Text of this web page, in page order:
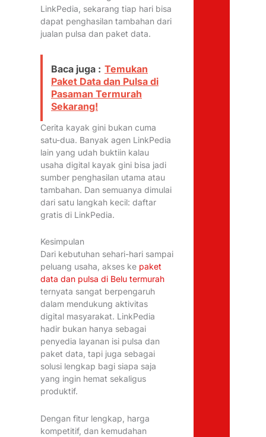
LinkPedia, sekarang tiap hari bisa
dapat penghasilan tambahan dari
jualan pulsa dan paket data.
Baca juga : Temukan
Paket Data dan Pulsa di
Pasaman Termurah
Sekarang!
Cerita kayak gini bukan cuma
satu-dua. Banyak agen LinkPedia
lain yang udah buktiin kalau
usaha digital kayak gini bisa jadi
sumber penghasilan utama atau
tambahan. Dan semuanya dimulai
dari satu langkah kecil: daftar
gratis di LinkPedia.
Kesimpulan
Dari kebutuhan sehari-hari sampai
peluang usaha, akses ke paket
data dan pulsa di Belu termurah
ternyata sangat berpengaruh
dalam mendukung aktivitas
digital masyarakat. LinkPedia
hadir bukan hanya sebagai
penyedia layanan isi pulsa dan
paket data, tapi juga sebagai
solusi lengkap bagi siapa saja
yang ingin hemat sekaligus
produktif.
Dengan fitur lengkap, harga
kompetitif, dan kemudahan